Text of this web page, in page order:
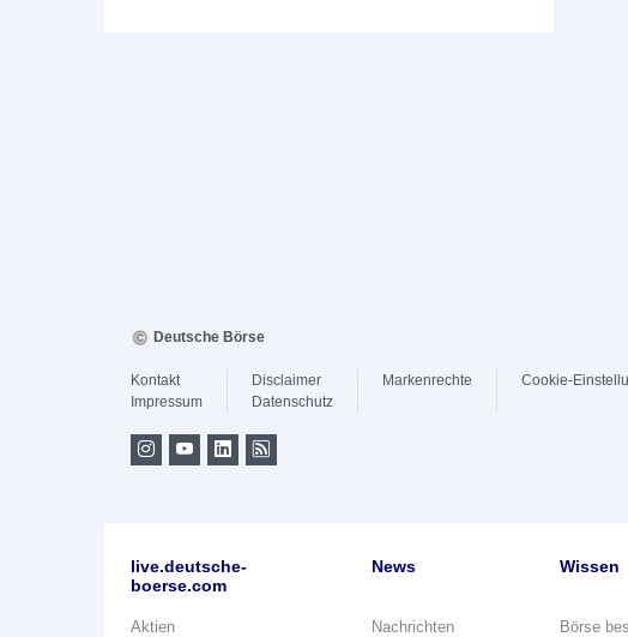
Deutsche Börse
Kontakt
Impressum
Disclaimer
Datenschutz
Markenrechte Cookie-
live.deutsche-
boerse.com
Aktien
News
Nachrichten
Wissen
Börse